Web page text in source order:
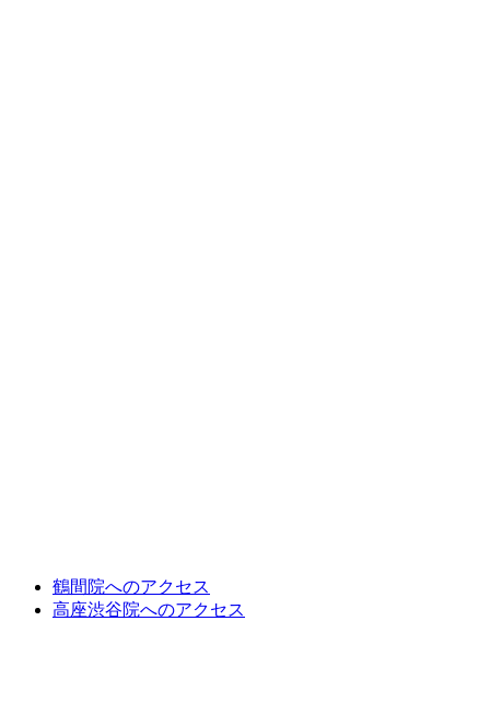
鶴間院へのアクセス
高座渋谷院へのアクセス